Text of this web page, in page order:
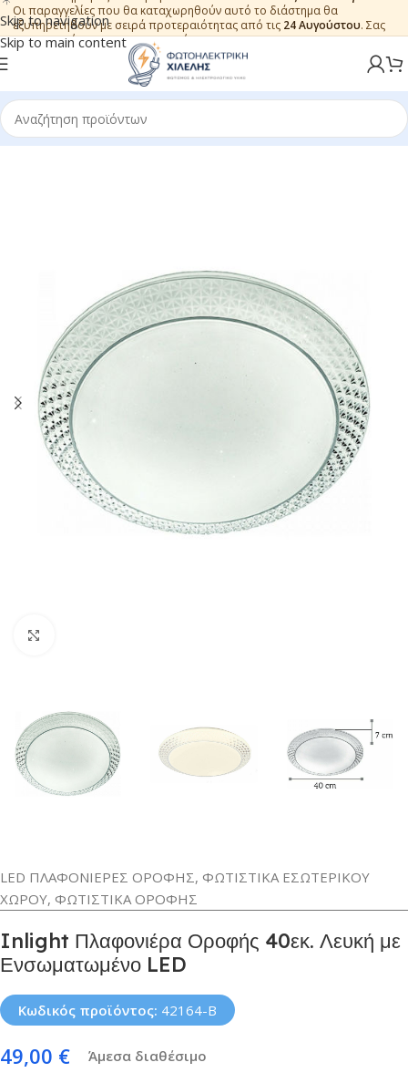
Skip to navigation
Skip to main content
Οι παραγγελίες που θα καταχωρηθούν αυτό το διάστημα θα
εξυπηρετηθούν με σειρά προτεραιότητας από τις 24 Αυγούστου. Σας
ευχαριστούμε για την εμπιστοσύνη.
LED ΠΛΑΦΟΝΙΕΡΕΣ ΟΡΟΦΗΣ, ΦΩΤΙΣΤΙΚΑ ΕΣΩΤΕΡΙΚΟΥ
ΧΩΡΟΥ, ΦΩΤΙΣΤΙΚΑ ΟΡΟΦΗΣ
Inlight Πλαφονιέρα Οροφής 40εκ. Λευκή με
Ενσωματωμένο LED
Κωδικός προϊόντος: 42164-B
49,00 € Άμεσα διαθέσιμο